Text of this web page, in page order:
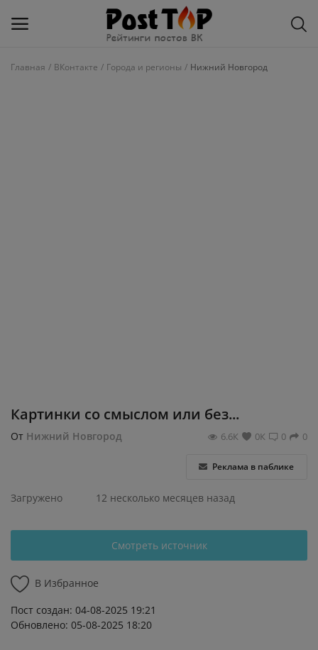
Главная ВКонтакте Города и регионы Нижний Новгород
Картинки со смыслом или без...
От Нижний Новгород 0
0
0К
6.6К
Реклама в паблике
Загружено 12 несколько месяцев назад
Смотреть источник
В Избранное
Пост создан: 04-08-2025 19:21
Обновлено: 05-08-2025 18:20